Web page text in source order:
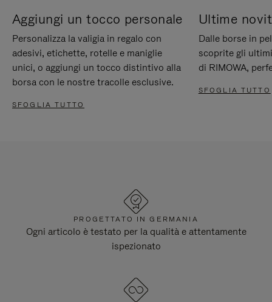
Aggiungi un tocco personale
Personalizza la valigia in regalo con
adesivi, etichette, rotelle e maniglie
unici, o aggiungi un tocco distintivo alla
borsa con le nostre tracolle esclusive.
SFOGLIA TUTTO
Ultime
Dalle borse in
scoprite gli
di RIMOWA,
SFOGLIA TUTTO
PROGETTATO IN GERMANIA
Ogni articolo è testato per la qualità e attentamente
ispezionato